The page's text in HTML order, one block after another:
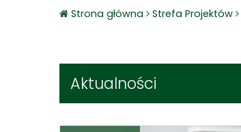
Strona główna Strefa Projektów
Aktualności